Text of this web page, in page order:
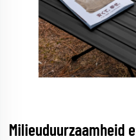
Milieuduurzaamheid